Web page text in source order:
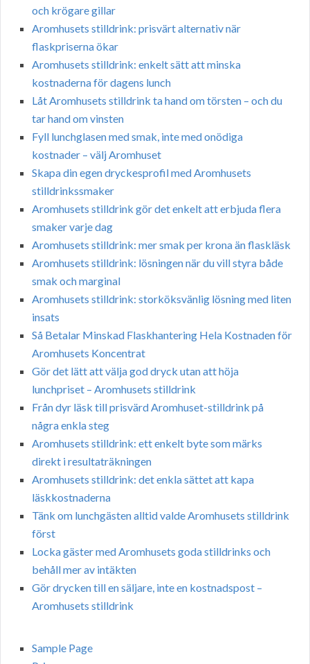
och krögare gillar
Aromhusets stilldrink: prisvärt alternativ när
flaskpriserna ökar
Aromhusets stilldrink: enkelt sätt att minska
kostnaderna för dagens lunch
Låt Aromhusets stilldrink ta hand om törsten – och du
tar hand om vinsten
Fyll lunchglasen med smak, inte med onödiga
kostnader – välj Aromhuset
Skapa din egen dryckesprofil med Aromhusets
stilldrinkssmaker
Aromhusets stilldrink gör det enkelt att erbjuda flera
smaker varje dag
Aromhusets stilldrink: mer smak per krona än flaskläsk
Aromhusets stilldrink: lösningen när du vill styra både
smak och marginal
Aromhusets stilldrink: storköksvänlig lösning med liten
insats
Så Betalar Minskad Flaskhantering Hela Kostnaden för
Aromhusets Koncentrat
Gör det lätt att välja god dryck utan att höja
lunchpriset – Aromhusets stilldrink
Från dyr läsk till prisvärd Aromhuset-stilldrink på
några enkla steg
Aromhusets stilldrink: ett enkelt byte som märks
direkt i resultaträkningen
Aromhusets stilldrink: det enkla sättet att kapa
läskkostnaderna
Tänk om lunchgästen alltid valde Aromhusets stilldrink
först
Locka gäster med Aromhusets goda stilldrinks och
behåll mer av intäkten
Gör drycken till en säljare, inte en kostnadspost –
Aromhusets stilldrink
Sample Page